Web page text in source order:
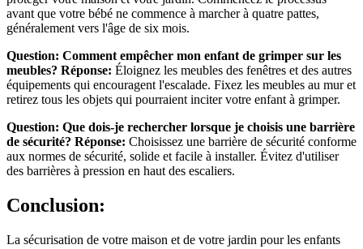
avant que votre bébé ne commence à marcher à quatre pattes,
généralement vers l'âge de six mois.
Question: Comment empêcher mon enfant de grimper sur les
meubles? Réponse: Éloignez les meubles des fenêtres et des autres
équipements qui encouragent l'escalade. Fixez les meubles au mur et
retirez tous les objets qui pourraient inciter votre enfant à grimper.
Question: Que dois-je rechercher lorsque je choisis une barrière
de sécurité? Réponse: Choisissez une barrière de sécurité conforme
aux normes de sécurité, solide et facile à installer. Évitez d'utiliser
des barrières à pression en haut des escaliers.
Conclusion:
La sécurisation de votre maison et de votre jardin pour les enfants